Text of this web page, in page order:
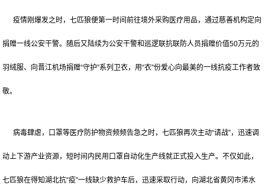
疫情刚爆发之时，七匹狼便第一时间前往境外采购医疗用品，通过慈善机构定向
捐赠一线公安干警。随后又陆续为公安干警和巡逻联抗联防人员捐赠价值50万元的
羽绒服、向晋江机场捐赠“守护”系列卫衣，用“衣”份爱心向最美的一线抗疫工作者致
敬。
病毒肆虐，口罩等医疗防护物资频频告急之时，七匹狼再次主动“请战”，迅速调
动上下游产业资源，短时间内民用口罩自动化生产线就正式投入生产。不仅如此，
七匹狼在得知湖北抗“疫”一线缺少救护车后，迅速采取行动，向湖北省黄冈市浠水